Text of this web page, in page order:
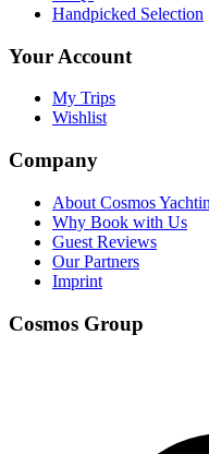
Handpicked Selection
Your Account
My Trips
Wishlist
Company
About Cosmos
Why Book with Us
Guest Reviews
Our Partners
Imprint
Cosmos Group